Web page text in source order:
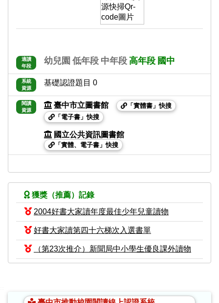
適讀
年段
幼兒園 低年段 中年段 高年段 國中
系統
資源
基礎認證題目 0
閱讀
資源
臺中市立圖書館
「實體書」快搜
「電子書」快搜
國立公共資訊圖書館
「實體、電子書」快搜
獲獎（推薦）記錄
2004好書大家讀年度最佳少年兒童讀物
好書大家讀第四十六梯次入選書單
（第23次推介）新聞局中小學生優良課外讀物